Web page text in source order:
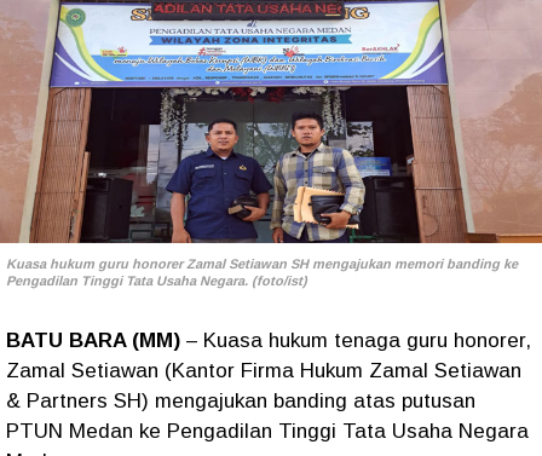
Kuasa hukum guru honorer Zamal Setiawan SH mengajukan memori banding ke
Pengadilan Tinggi Tata Usaha Negara. (foto/ist)
BATU BARA (MM) – Kuasa hukum tenaga guru honorer,
Zamal Setiawan (Kantor Firma Hukum Zamal Setiawan
& Partners SH) mengajukan banding atas putusan
PTUN Medan ke Pengadilan Tinggi Tata Usaha Negara